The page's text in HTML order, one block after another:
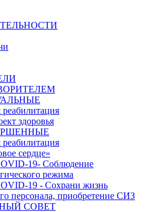
здоровья
сердце»
19- Cоблюдение
режима
19 - Сохрани жизнь
персонала, приобретение СИЗ
СОВЕТ